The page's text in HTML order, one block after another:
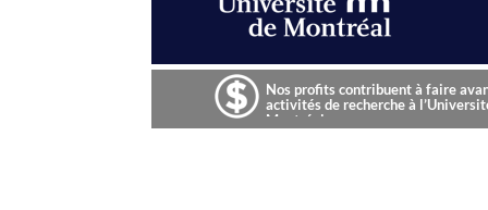
Nos profits contribuent à faire
activités de recherche à
Montréal